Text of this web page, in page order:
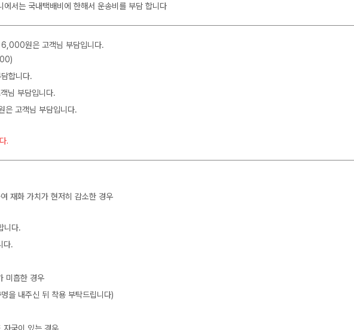
서는 국내택배비에 한해서 운송비를 부담 합니다
6,000원은 고객님 부담입니다.
합니다.
님 부담입니다.
은 고객님 부담입니다.
.
재화 가치가 현저히 감소한 경우
니다.
다.
미흡한 경우
을 내주신 뒤 착용 부탁드립니다)